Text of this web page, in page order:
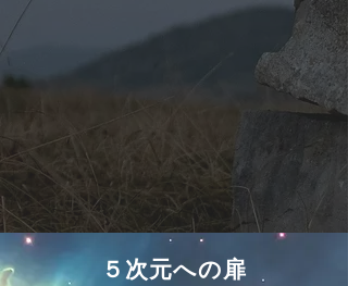
５次元への扉